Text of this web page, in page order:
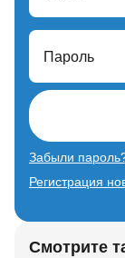
Пароль
Забыли
Регистрация
Смотрите